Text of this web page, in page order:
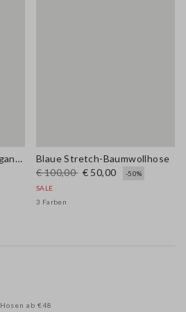
Schwarze Regular Fit Elegante Hose
Blaue Stretch-Baumwollhose
€ 100,00 € 50,00
-50%
SALE
3 Farben
Hosen ab €48